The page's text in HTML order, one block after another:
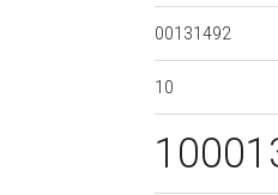
00131492
10